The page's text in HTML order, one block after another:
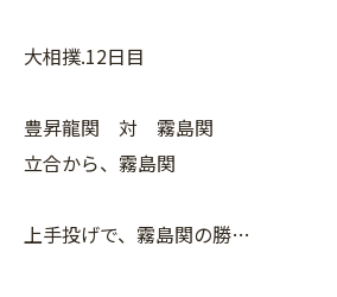
大相撲.12日目
豊昇龍関 対 霧島関
立合から、霧島関
上手投げで、霧島関の勝…